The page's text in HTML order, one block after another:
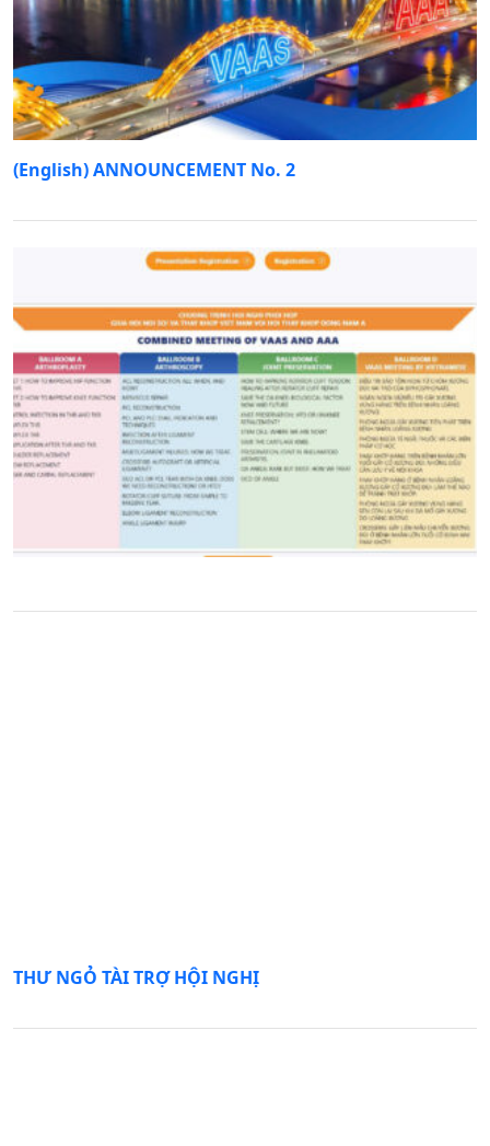
(English) ANNOUNCEMENT No. 2
THƯ NGỎ TÀI TRỢ HỘI NGHỊ